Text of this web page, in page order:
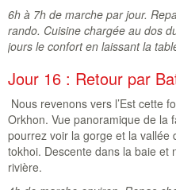
6h à 7h de marche par jour.
rando. Cuisine chargée au dos
jours le confort en laissant la
Jour 16 : Retour par
Nous revenons vers l’Est cette
Orkhon. Vue panoramique de la
pourrez voir la gorge et la vallée
tokhoi. Descente dans la baie et
rivière.